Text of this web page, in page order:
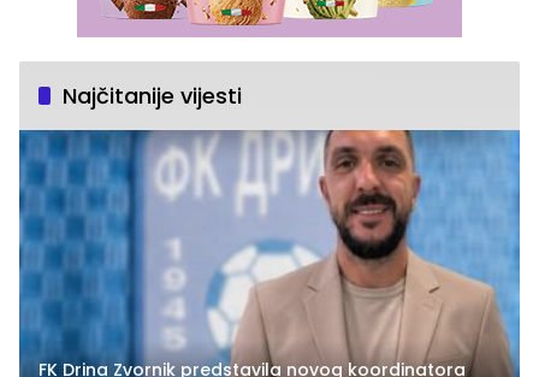
Najčitanije vijesti
FK Drina Zvornik predstavila novog koordinatora